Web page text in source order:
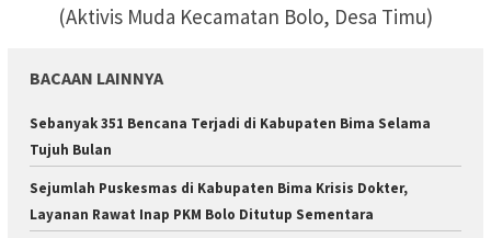
(Aktivis Muda Kecamatan Bolo, Desa Timu)
BACAAN LAINNYA
Sebanyak 351 Bencana Terjadi di Kabupaten Bima Selama
Tujuh Bulan
Sejumlah Puskesmas di Kabupaten Bima Krisis Dokter,
Layanan Rawat Inap PKM Bolo Ditutup Sementara